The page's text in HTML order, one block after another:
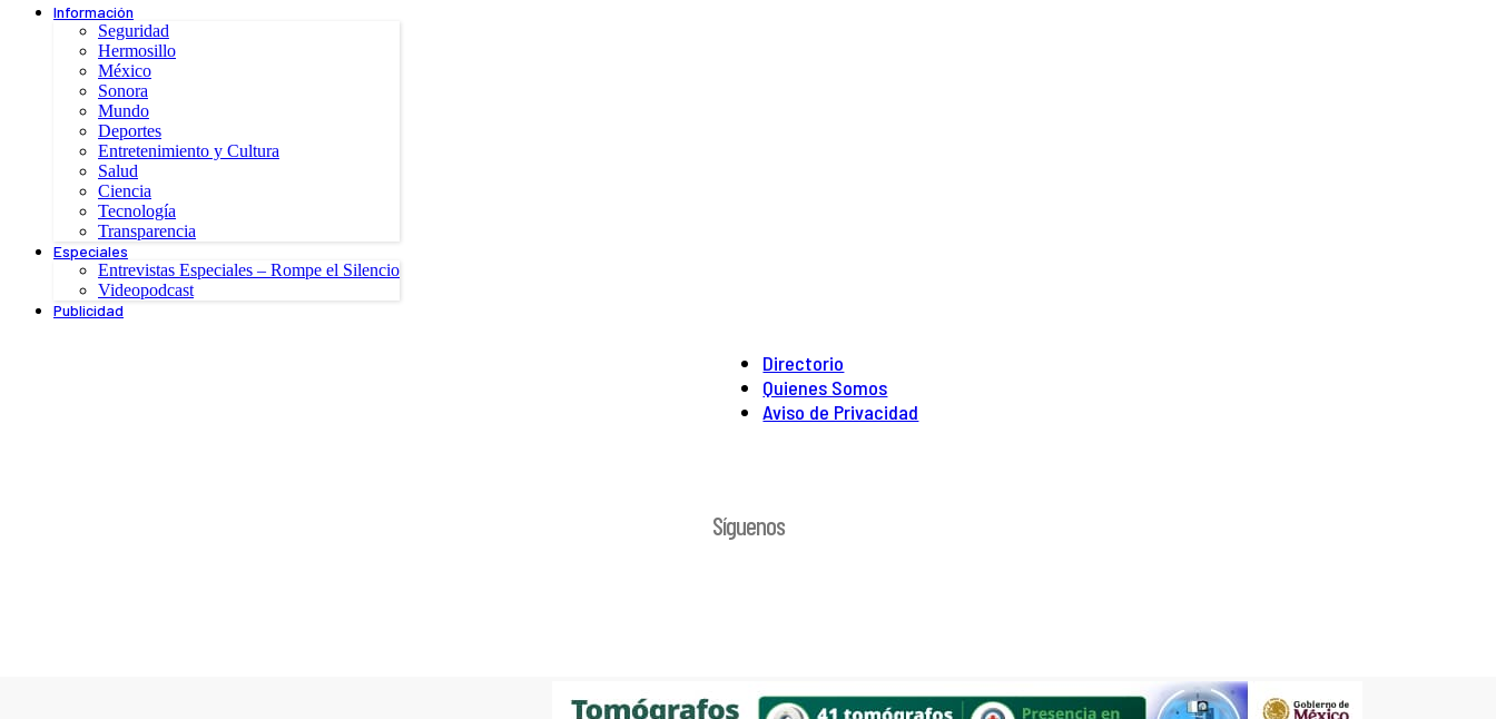
Información
Seguridad
Hermosillo
México
Sonora
Mundo
Deportes
Entretenimiento y Cultura
Salud
Ciencia
Tecnología
Transparencia
Especiales
Entrevistas Especiales – Rompe el Silencio
Videopodcast
Publicidad
Directorio
Quienes Somos
Aviso de Privacidad
Síguenos